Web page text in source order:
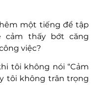
một tiếng để tập
cảm thấy bớt căng
việc?
tôi không nói “Cảm
tôi không trân trọng